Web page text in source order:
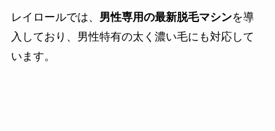
レイロールでは、 男性専用の最新脱毛マシンを導
入しており、男性特有の太く濃い毛にも対応して
います。